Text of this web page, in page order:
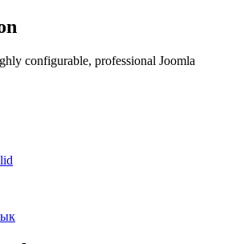
configurable, professional Joomla